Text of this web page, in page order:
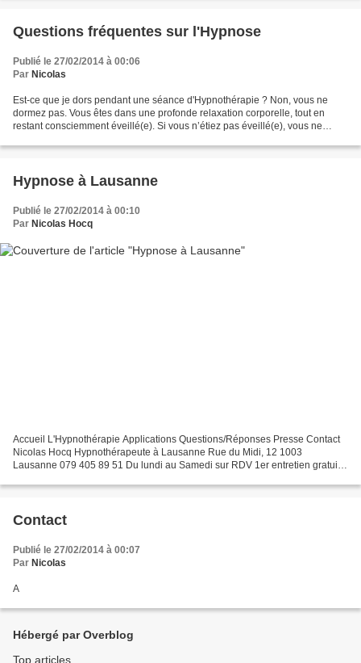
Questions fréquentes sur l'Hypnose
Publié le 27/02/2014 à 00:06
Par Nicolas
Est-ce que je dors pendant une séance d'Hypnothérapie ? Non, vous ne
dormez pas. Vous êtes dans une profonde relaxation corporelle, tout en
restant consciemment éveillé(e). Si vous n’étiez pas éveillé(e), vous ne
Hypnose à Lausanne
Publié le 27/02/2014 à 00:10
Par Nicolas Hocq
Accueil L'Hypnothérapie Applications Questions/Réponses Presse Contact
Nicolas Hocq Hypnothérapeute à Lausanne Rue du Midi, 12 1003
Lausanne 079 405 89 51 Du lundi au Samedi sur RDV 1er entretien gratuit
Contact
Publié le 27/02/2014 à 00:07
Par Nicolas
A
Hébergé par Overblog
Top articles